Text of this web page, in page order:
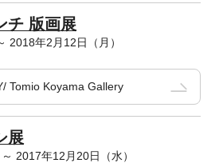
チ 版画展
2018年2月12日（月）
Tomio Koyama Gallery
展
2017年12月20日（水）